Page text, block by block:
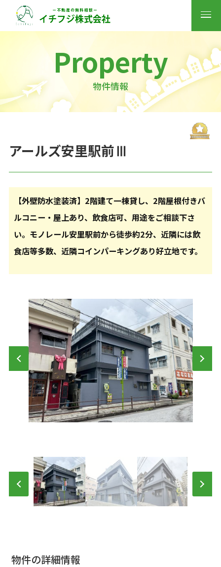
Property
物件情報
アールズ安里駅前Ⅲ
【外壁防水塗装済】2階建て一棟貸し、2階屋根付きバ
ルコニー・屋上あり、飲食店可、用途をご相談下さ
い。モノレール安里駅前から徒歩約2分、近隣には飲
食店等多数、近隣コインパーキングあり好立地です。
物件の詳細情報